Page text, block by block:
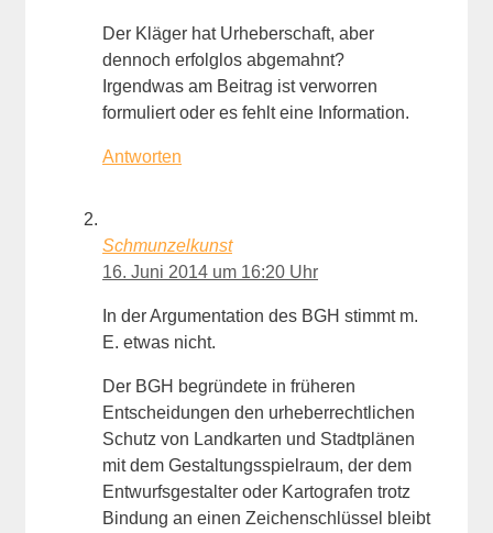
Der Kläger hat Urheberschaft, aber
dennoch erfolglos abgemahnt?
Irgendwas am Beitrag ist verworren
formuliert oder es fehlt eine Information.
Antworten
Schmunzelkunst
16. Juni 2014 um 16:20 Uhr
In der Argumentation des BGH stimmt m.
E. etwas nicht.
Der BGH begründete in früheren
Entscheidungen den urheberrechtlichen
Schutz von Landkarten und Stadtplänen
mit dem Gestaltungsspielraum, der dem
Entwurfsgestalter oder Kartografen trotz
Bindung an einen Zeichenschlüssel bleibt